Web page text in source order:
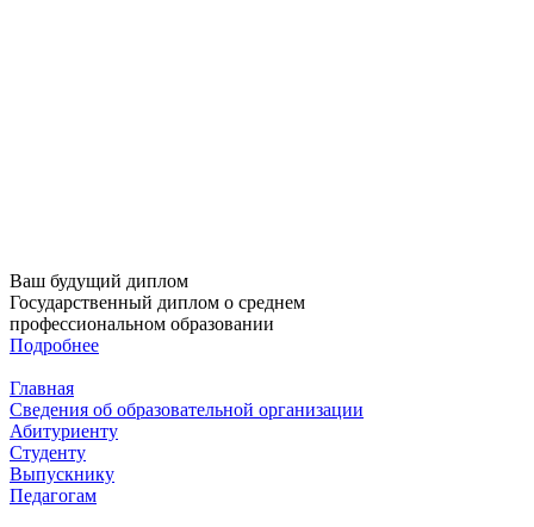
Ваш будущий диплом
Государственный диплом о среднем
профессиональном образовании
Подробнее
Главная
Сведения об образовательной организации
Абитуриенту
Студенту
Выпускнику
Педагогам